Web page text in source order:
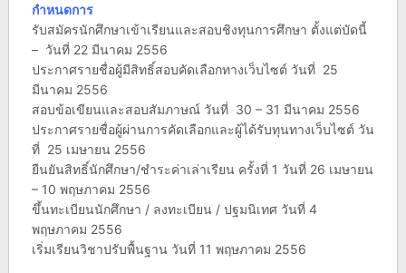
กำหนดการ
รับสมัครนักศึกษาเข้าเรียนและสอบชิงทุนการศึกษา ตั้งแต่บัดนี้
– วันที่ 22 มีนาคม 2556
ประกาศรายชื่อผู้มีสิทธิ์สอบคัดเลือกทางเว็บไซต์ วันที่ 25
มีนาคม 2556
สอบข้อเขียนและสอบสัมภาษณ์ วันที่ 30 – 31 มีนาคม 2556
ประกาศรายชื่อผู้ผ่านการคัดเลือกและผู้ได้รับทุนทางเว็บไซต์ วัน
ที่ 25 เมษายน 2556
ยืนยันสิทธิ์นักศึกษา/ชำระค่าเล่าเรียน ครั้งที่ 1 วันที่ 26 เมษายน
– 10 พฤษภาคม 2556
ขึ้นทะเบียนนักศึกษา / ลงทะเบียน / ปฐมนิเทศ วันที่ 4
พฤษภาคม 2556
เริ่มเรียนวิชาปรับพื้นฐาน วันที่ 11 พฤษภาคม 2556